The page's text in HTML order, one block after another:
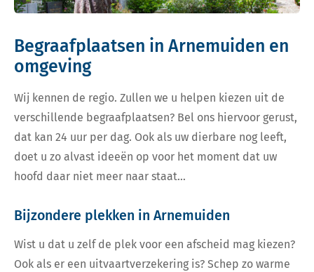
Begraafplaatsen in Arnemuiden en
omgeving
Wij kennen de regio. Zullen we u helpen kiezen uit de
verschillende begraafplaatsen? Bel ons hiervoor gerust,
dat kan 24 uur per dag. Ook als uw dierbare nog leeft,
doet u zo alvast ideeën op voor het moment dat uw
hoofd daar niet meer naar staat…
Bijzondere plekken in Arnemuiden
Wist u dat u zelf de plek voor een afscheid mag kiezen?
Ook als er een uitvaartverzekering is? Schep zo warme